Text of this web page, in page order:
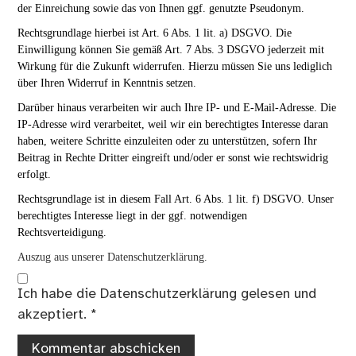
der Einreichung sowie das von Ihnen ggf. genutzte Pseudonym.
Rechtsgrundlage hierbei ist Art. 6 Abs. 1 lit. a) DSGVO. Die
Einwilligung können Sie gemäß Art. 7 Abs. 3 DSGVO jederzeit mit
Wirkung für die Zukunft widerrufen. Hierzu müssen Sie uns lediglich
über Ihren Widerruf in Kenntnis setzen.
Darüber hinaus verarbeiten wir auch Ihre IP- und E-Mail-Adresse. Die
IP-Adresse wird verarbeitet, weil wir ein berechtigtes Interesse daran
haben, weitere Schritte einzuleiten oder zu unterstützen, sofern Ihr
Beitrag in Rechte Dritter eingreift und/oder er sonst wie rechtswidrig
erfolgt.
Rechtsgrundlage ist in diesem Fall Art. 6 Abs. 1 lit. f) DSGVO. Unser
berechtigtes Interesse liegt in der ggf. notwendigen
Rechtsverteidigung.
Auszug aus unserer Datenschutzerklärung.
Ich habe die Datenschutzerklärung gelesen und
akzeptiert. *